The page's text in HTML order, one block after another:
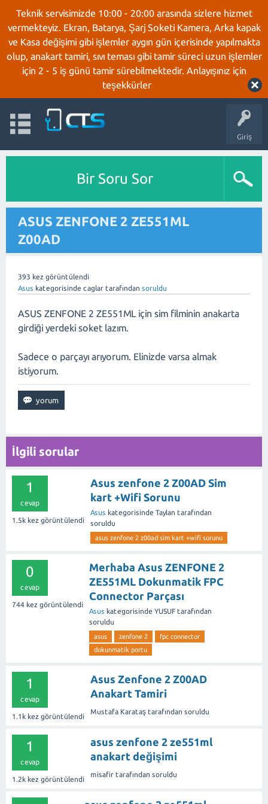
Teknik servisimizde 10:00 - 20:00 arasında sizlere hizmet
vermekteyiz. Ekran, Batarya, Şarj Soketi Kamera, Arka kapak
ve Kasa değişimi gibi işlemler aygın gün içerisinde yapılmakta
olup, anakart tamiri, sıvı teması gibi tamir süreci uzun işlemler
için 2 - 5 iş günü tamir sürebilmektedir. Anlayışınız için
teşekkürler
Giriş
Bir Soru Sor
ASUS ZENFONE 2 ZE551ML
Z00AD
393 kez görüntülendi
Asus kategorisinde caglar tarafından soruldu
ASUS ZENFONE 2 ZE551ML için sim filminin anakarta
girdiği yerdeki soket lazım.
Sadece o parçayı arıyorum. Elinizde varsa almak
istiyorum.
İlgili sorular
1
cevap
1.5k kez görüntülendi
Asus zenfone 2 Z00AD Sim
kart +Wifi Sorunu
Asus kategorisinde Taylan tarafından
soruldu
asus zenfone 2 z00ad sim kart +wifi sorunu
0
cevap
744 kez görüntülendi
Merhaba Asus ZENFONE 2
ZE551ML Dokunmatik FPC
Connector Parçası
Asus kategorisinde YUSUF tarafından
soruldu
asus zenfone 2
fpc connector
dokunmatik portu
1
cevap
1.1k kez görüntülendi
Asus Zenfone 2 Z00AD
Anakart Tamiri
Mustafa Karataş tarafından soruldu
1
cevap
1.2k kez görüntülendi
asus zenfone 2 ze551ml
anakart değişimi
misafir tarafından soruldu